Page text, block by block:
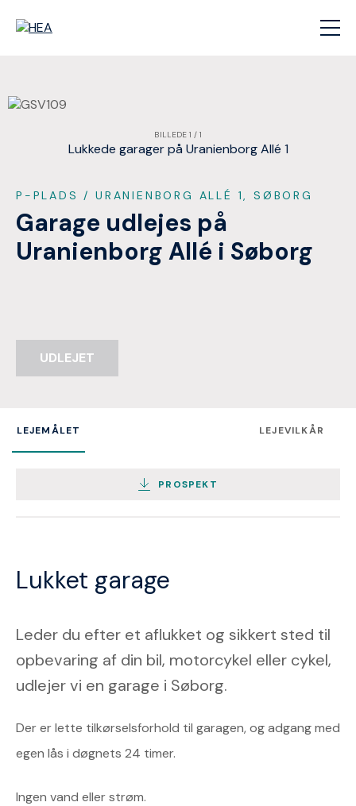
BILLEDE 1 / 1
Lukkede garager på Uranienborg Allé 1
P-PLADS / URANIENBORG ALLÉ 1, SØBORG
Garage udlejes på
Uranienborg Allé i Søborg
UDLEJET
LEJEMÅLET LEJEVILKÅR
PROSPEKT
Lukket garage
Leder du efter et aflukket og sikkert sted til
opbevaring af din bil, motorcykel eller cykel,
udlejer vi en garage i Søborg.
Der er lette tilkørselsforhold til garagen, og adgang med
egen lås i døgnets 24 timer.
Ingen vand eller strøm.